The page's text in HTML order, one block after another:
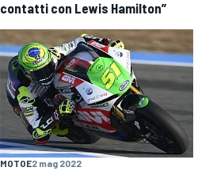
contatti con Lewis Hamilton”
MOTOE2 mag 2022